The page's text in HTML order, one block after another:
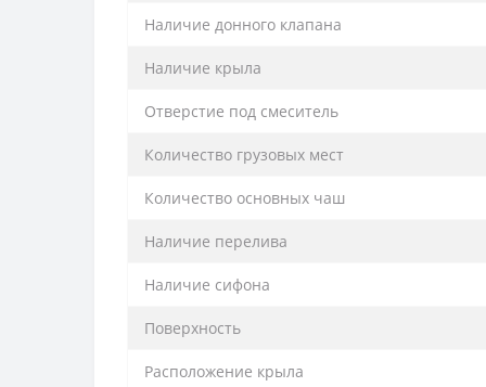
Наличие донного клапана
Наличие крыла
Отверстие под смеситель
Количество грузовых мест
Количество основных чаш
Наличие перелива
Наличие сифона
Поверхность
Расположение крыла